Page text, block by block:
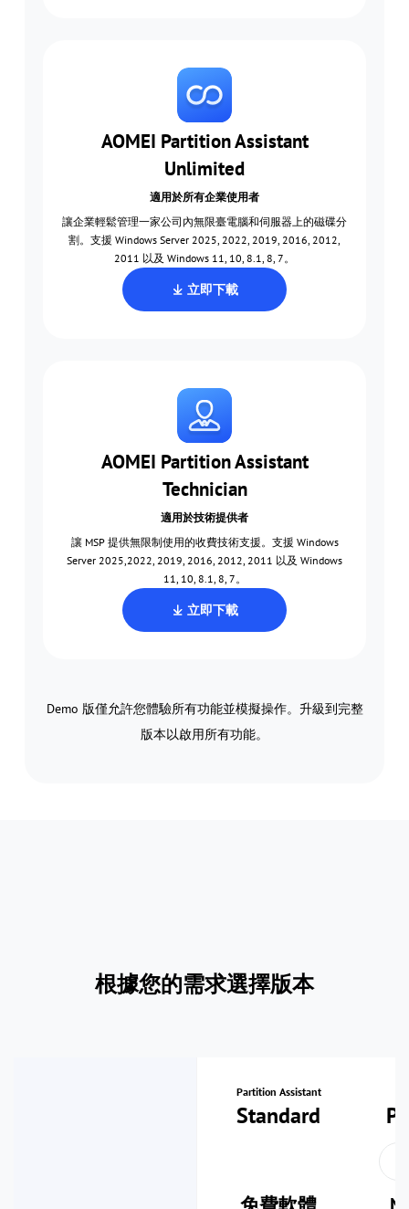
AOMEI Partition Assistant
Unlimited
適用於所有企業使用者
讓企業輕鬆管理一家公司內無限臺電腦和伺服器上的磁碟分
割。支援 Windows Server 2025, 2022, 2019, 2016, 2012,
2011 以及 Windows 11, 10, 8.1, 8, 7。
立即下載
AOMEI Partition Assistant
Technician
適用於技術提供者
讓 MSP 提供無限制使用的收費技術支援。支援 Windows
Server 2025,2022, 2019, 2016, 2012, 2011 以及 Windows
11, 10, 8.1, 8, 7。
立即下載
Demo 版僅允許您體驗所有功能並模擬操作。升級到完整
版本以啟用所有功能。
根據您的需求選擇版本
Partition Assistant
Standard